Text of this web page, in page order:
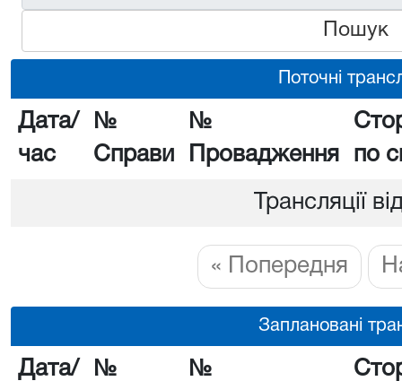
Пошук
Поточні
Дата/
час
№
Справи
№
Провадження
по
Трансляції
« Попередня
Заплановані
Дата/
№
№